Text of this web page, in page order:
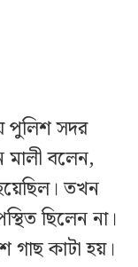
পুলিশ সদর
মালী বলেন,
তখন
ছিলেন না।
গাছ কাটা হয়।